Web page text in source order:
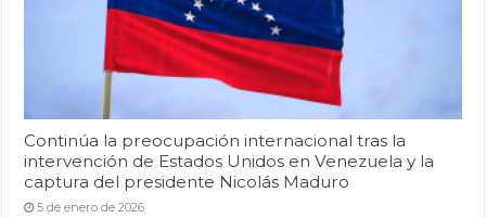
Continúa la preocupación internacional tras la
intervención de Estados Unidos en Venezuela y la
captura del presidente Nicolás Maduro
5 de enero de 2026